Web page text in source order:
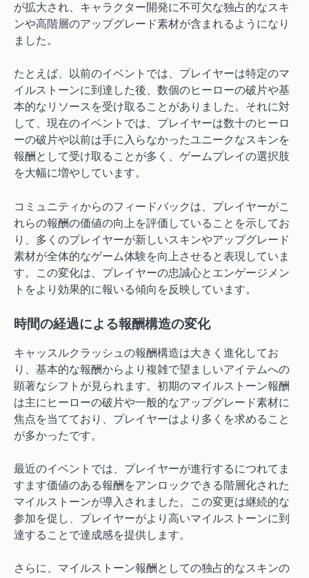
が拡大され、キャラクター開発に不可欠な独占的なスキ
ンや高階層のアップグレード素材が含まれるようになり
ました。
たとえば、以前のイベントでは、プレイヤーは特定のマ
イルストーンに到達した後、数個のヒーローの破片や基
本的なリソースを受け取ることがありました。それに対
して、現在のイベントでは、プレイヤーは数十のヒーロ
ーの破片や以前は手に入らなかったユニークなスキンを
報酬として受け取ることが多く、ゲームプレイの選択肢
を大幅に増やしています。
コミュニティからのフィードバックは、プレイヤーがこ
れらの報酬の価値の向上を評価していることを示してお
り、多くのプレイヤーが新しいスキンやアップグレード
素材が全体的なゲーム体験を向上させると表現していま
す。この変化は、プレイヤーの忠誠心とエンゲージメン
トをより効果的に報いる傾向を反映しています。
時間の経過による報酬構造の変化
キャッスルクラッシュの報酬構造は大きく進化してお
り、基本的な報酬からより複雑で望ましいアイテムへの
顕著なシフトが見られます。初期のマイルストーン報酬
は主にヒーローの破片や一般的なアップグレード素材に
焦点を当てており、プレイヤーはより多くを求めること
が多かったです。
最近のイベントでは、プレイヤーが進行するにつれてま
すます価値のある報酬をアンロックできる階層化された
マイルストーンが導入されました。この変更は継続的な
参加を促し、プレイヤーがより高いマイルストーンに到
達することで達成感を提供します。
さらに、マイルストーン報酬としての独占的なスキンの